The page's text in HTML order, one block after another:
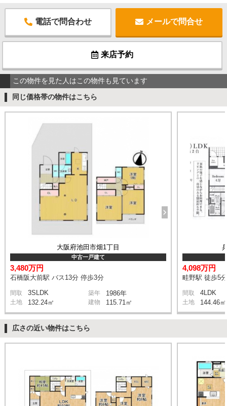
電話で問合わせ メールで問合せ
来店予約
この物件を見た人はこの物件も見ています
同じ価格帯の物件はこちら
大阪府池田市畑1丁目
中古一戸建て
3,480万円
石橋阪大前駅 バス13分 停歩3分
間取 3SLDK 築年 1986年
土地 132.24㎡ 建物 115.71㎡
4,098万円
畦野駅 徒歩5分
間取 4LDK
土地 144.46㎡
広さの近い物件はこちら